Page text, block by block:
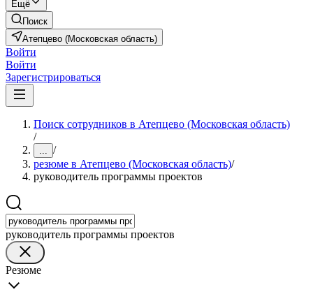
Ещё
Поиск
Атепцево (Московская область)
Войти
Войти
Зарегистрироваться
Поиск сотрудников в Атепцево (Московская область)
/
... /
резюме в Атепцево (Московская область)/
руководитель программы проектов
руководитель программы проектов
Резюме